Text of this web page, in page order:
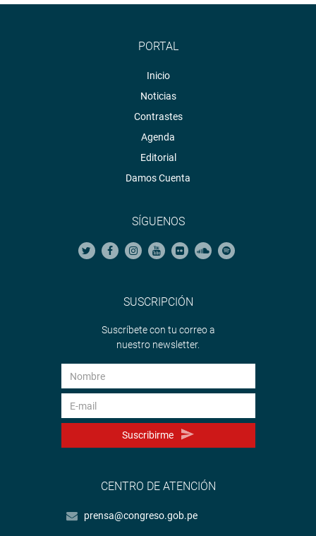
PORTAL
Inicio
Noticias
Contrastes
Agenda
Editorial
Damos Cuenta
SÍGUENOS
SUSCRIPCIÓN
Suscríbete con tu correo a
nuestro newsletter.
Suscribirme
CENTRO DE ATENCIÓN
prensa@congreso.gob.pe